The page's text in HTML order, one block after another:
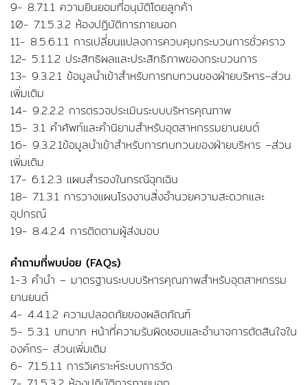
9- 8.7.1.1 ความยินยอมที่อนุมัติโดยลูกค้า
10- 7.1.5.3.2 ห้องปฏิบัติการภายนอก
11- 8.5.6.1.1 การเปลี่ยนแปลงการควบคุมกระบวนการชั่วคราว
12- 5.1.1.2 ประสิทธิผลและประสิทธิภาพของกระบวนการ
13- 9.3.2.1 ข้อมูลนำเข้าสำหรับการทบทวนของฝ่ายบริหาร–ส่วน
เพิ่มเติม
14- 9.2.2.2 การตรวจประเมินระบบบริหารคุณภาพ
15- 3.1 คำศัพท์และคำนิยามสำหรับอุตสาหกรรมยานยนต์
16- 9.3.2.1ข้อมูลนำเข้าสำหรับการทบทวนของฝ่ายบริหาร –ส่วน
เพิ่มเติม
17- 6.1.2.3 แผนสำรองในกรณีฉุกเฉิน
18- 7.1.3.1 การวางแผนโรงงานสิ่งอำนวยความสะดวกและ
อุปกรณ์
19- 8.4.2.4 การติดตามผู้ส่งมอบ
คำถามที่พบบ่อย (FAQs)
1-3 คำนำ – มาตรฐานระบบบริหารคุณภาพสำหรับอุตสาหกรรม
ยานยนต์
4- 4.4.1.2 ความปลอดภัยของผลิตภัณฑ์
5- 5.3.1 บทบาท หน้าที่ความรับผิดชอบและอำนาจการตัดสินใจใน
องค์กร– ส่วนเพิ่มเติม
6- 7.1.5.1.1 การวิเคราะห์ระบบการวัด